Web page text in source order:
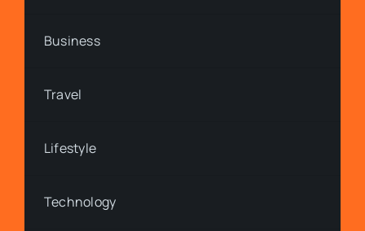
Business
Travel
Lifestyle
Technology